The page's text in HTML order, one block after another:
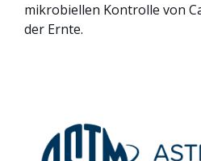
mikrobiellen Kontrolle von
der Ernte.